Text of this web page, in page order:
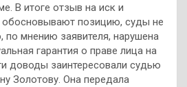
В итоге отзыв на иск и
позицию, суды не
по мнению заявителя, нарушена
гарантия о праве лица на
доводы заинтересовали судью
Золотову. Она передала